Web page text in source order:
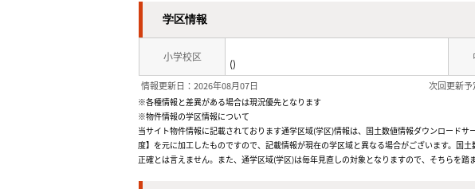
学区情報
小学校区
()
情報更新日：2026年08月07日 次回更新予
※各種情報と差異がある場合は現況優先となります
※物件情報の学区情報について
当サイト物件情報に記載されております通学区域(学区)情報は、国土数値情報ダウンロード
度】を元に加工したものですので、記載情報が現在の学区域と異なる場合がございます。国
正確とは言えません。また、通学区域(学区)は毎年見直しの対象となりますので、そちらを踏